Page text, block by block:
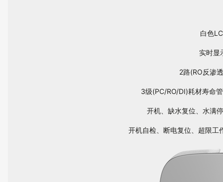
白色
实时显
2路(RO反渗
3级(PC/RO/DI)耗材寿命
开机、缺水复位、水满
开机自检、断电复位、超限工